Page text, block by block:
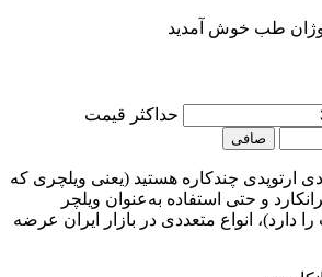
طب خوش آمدید
حداكثر قيمت
صافی
ارتوپدی چندکاره هستید (یعنی ویلچری که
و حتی استفاده به‌عنوان ویلچر
دارد)، انواع متعددی در بازار ایران عرضه